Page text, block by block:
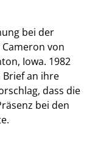
bei der
von
Iowa. 1982
an ihre
dass die
bei den